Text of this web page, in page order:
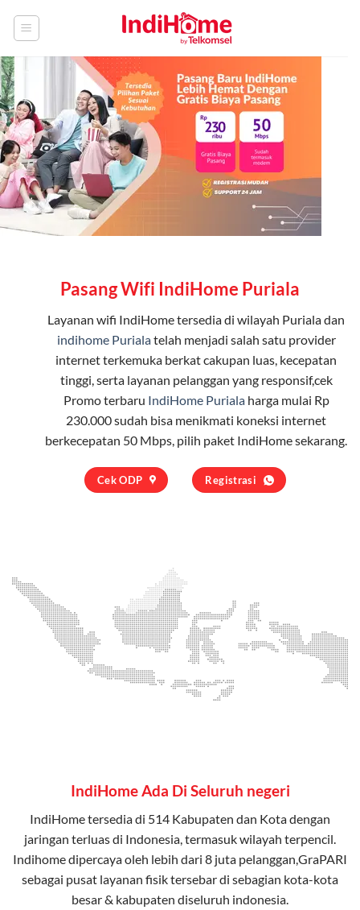
Pasang Wifi IndiHome Puriala
Layanan wifi IndiHometersedia di wilayah Puriala dan
indihome Purialatelah menjadi salah satu provider
internet terkemuka berkat cakupan luas, kecepatan
tinggi, serta layanan pelanggan yang responsif,cek
Promo terbaru IndiHome Purialaharga mulai Rp
230.000 sudah bisa menikmati koneksi internet
berkecepatan 50 Mbps, pilih paket IndiHomesekarang.
Cek ODP Registrasi
IndiHome Ada Di Seluruh negeri
IndiHome tersedia di 514 Kabupaten dan Kota dengan
jaringan terluas di Indonesia, termasuk wilayah terpencil.
Indihome dipercaya oleh lebih dari 8 juta pelanggan,GraPARI
sebagai pusat layanan fisik tersebar di sebagian kota-kota
besar & kabupaten diseluruh indonesia.